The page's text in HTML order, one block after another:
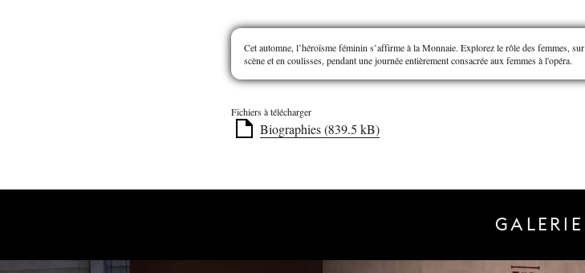
Cet automne, l’héroïsme féminin s’affirme à la Monnaie. Explorez le rôle des femmes, sur
scène et en coulisses, pendantune journéeentièrement consacrée aux femmes à l'opéra.
Fichiers à télécharger
Biographies (839.5 kB)
GALERIE